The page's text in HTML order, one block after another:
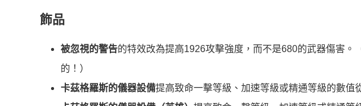
飾品
被忽視的警告的特效改為提高1926攻擊強度，而不是680的武器傷害。
的！）
卡茲格羅斯的儀器設備提高致命一擊等級、加速等級或精通等級的數值